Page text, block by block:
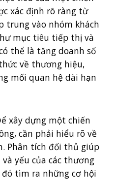
xác định rõ ràng từ
trung vào nhóm khách
mục tiêu tiếp thị và
thể là tăng doanh số
về thương hiệu,
mối quan hệ dài hạn
xây dựng một chiến
cần phải hiểu rõ về
Phân tích đối thủ giúp
yếu của các thương
tìm ra những cơ hội